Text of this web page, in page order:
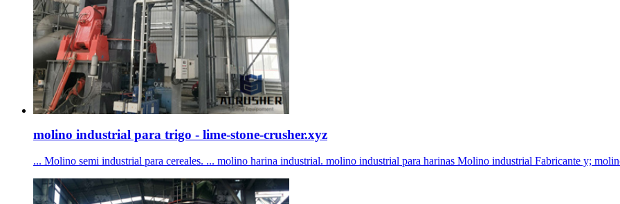
molino industrial para trigo - lime-stone-crusher.xyz
... Molino semi industrial para cereales. ... molino harina industrial. molino industrial para harinas Molino industrial Fabricante y;